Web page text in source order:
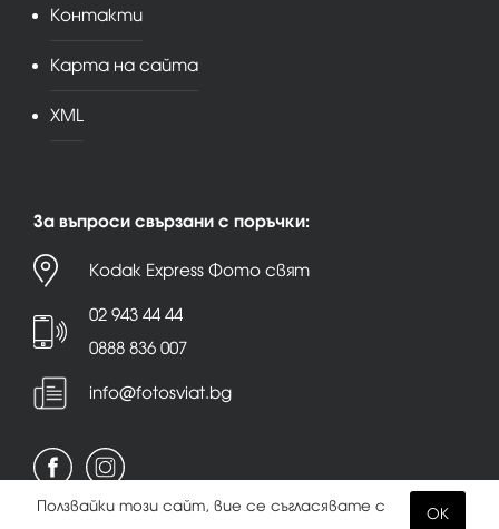
Контакти
Карта на сайта
XML
За въпроси свързани с поръчки:
Kodak Express Фото свят
02 943 44 44
0888 836 007
info@fotosviat.bg
OK
Ползвайки този сайт, вие се съгласявате с